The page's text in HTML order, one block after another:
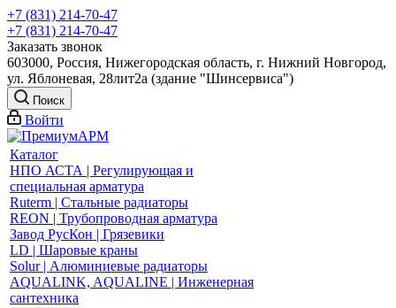
+7 (831) 214-70-47
+7 (831) 214-70-47
Заказать звонок
603000, Россия, Нижегородская область, г. Нижний Новгород,
ул. Яблоневая, 28лит2а (здание "Шинсервиса")
Поиск
Войти
Каталог
НПО АСТА | Регулирующая и
специальная арматура
Ruterm | Стальные радиаторы
REON | Трубопроводная арматура
Завод РусКон | Грязевики
LD | Шаровые краны
Solur | Алюминиевые радиаторы
AQUALINK, AQUALINE | Инженерная
сантехника